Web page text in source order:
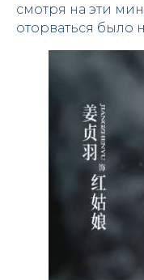
смотря на эти
оторваться было